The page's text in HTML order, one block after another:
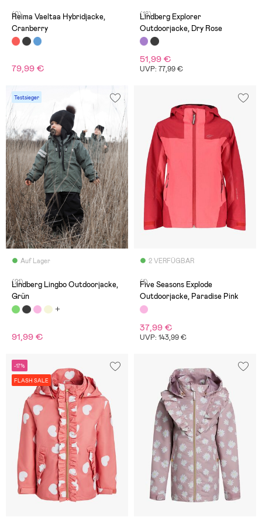
(0)
Reima Vaeltaa Hybridjacke,
Cranberry
79,99 €
(18)
Lindberg Explorer
Outdoorjacke, Dry Rose
51,99 €
UVP: 77,99 €
Testsieger
Auf Lager
(21)
Lindberg Lingbo Outdoorjacke,
Grün
91,99 €
2 VERFÜGBAR
(1)
Five Seasons Explode
Outdoorjacke, Paradise Pink
37,99 €
UVP: 143,99 €
-17%
FLASH SALE